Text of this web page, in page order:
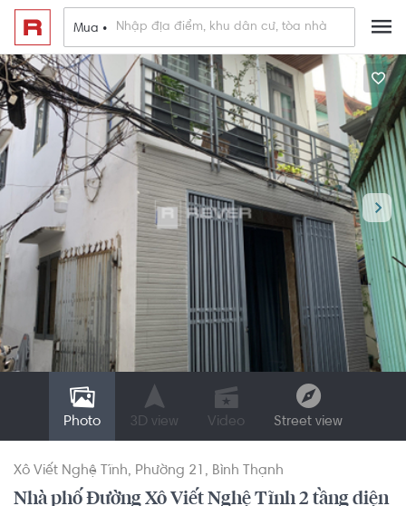
Mua •
Photo 3D view Video Street view
Xô Viết Nghệ Tĩnh Phường 21 Bình Thạnh
Nhà phố Đường Xô Viết Nghệ Tĩnh 2 tầng diện